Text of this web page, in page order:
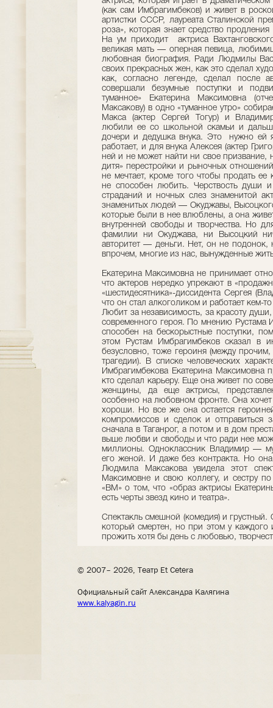
(как сам Имбрагимбеков) и живет в
артистки СССР, лауреата Сталинской
роза», которая знает средство
На ум приходит актриса
великая мать — оперная певица,
любовная биография. Ради Людмилы
своих прекрасных жен, как это сделал
как, согласно легенде, сделал после
совершали безумные поступки и
туманное» Екатерина Максимовна
Максакову) в одно «туманное утро»
Макса (актер Сергей Тогур) и
любили ее со школьной скамьи и
дочери и дедушка внука. Это нужно ей
работает, и для внука Алексея (актер
ней и не может найти ни свое призвание,
дитя» перестройки и рыночных
не мечтает, кроме того чтобы продать ее
не способен любить. Черствость души
страданий и ночных слез знаменитой
знаменитых людей — Окуджавы,
которые были в нее влюблены, а она
внутренней свободы и творчества. Но
фамилии ни Окуджава, ни Высоцкий
авторитет — деньги. Нет, он не подонок,
впрочем, многие из нас, вынужденные
Екатерина Максимовна не принимает
что актеров нередко упрекают в
«шестидесятника»-диссидента Сергея
что он стал алкоголиком и работает кем-
Любит за независимость, за красоту
современного героя. По мнению Рустама
способен на бескорыстные поступки,
этом Рустам Имбрагимбеков сказал в
безусловно, тоже героиня (между
трагедии). В списке человеческих
Имбрагимбекова Екатерина Максимовна
кто сделал карьеру. Еще она живет по
женщины, да еще актрисы,
особенно на любовном фронте. Она хочет
хороши. Но все же она остается
компромиссов и сделок и
сначала в Таганрог, а потом и в дом
выше любви и свободы и что ради нее
миллионы. Одноклассник Владимир —
его женой. И даже без контракта. Но
Людмила Максакова увидела этот
Максимовне и свою коллегу, и сестру
«ВМ» о том, что «образ актрисы
есть черты звезд кино и театра».
Спектакль смешной (комедия) и
который смертен, но при этом у каждого
прожить хотя бы день с любовью,
© 2007– 2026, Театр Et Cetera
Официальный сайт Александра Калягина
www.kalyagin.ru